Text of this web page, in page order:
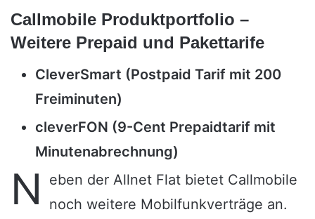
Callmobile Produktportfolio –
Weitere Prepaid und Pakettarife
CleverSmart (Postpaid Tarif mit 200
Freiminuten)
cleverFON (9-Cent Prepaidtarif mit
Minutenabrechnung)
N
eben der Allnet Flat bietet Callmobile
noch weitere Mobilfunkverträge an.